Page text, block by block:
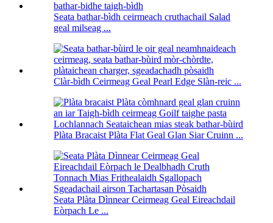
Seata bathar-bìdh ceirmeach cruthachail Salad
geal milseag ...
Clàr-bìdh Ceirmeag Geal Pearl Edge Slàn-reic ...
Plàta Bracaist Plàta Flat Geal Glan Siar Cruinn ...
Seata Plàta Dìnnear Ceirmeag Geal Eireachdail
Eòrpach Le ...